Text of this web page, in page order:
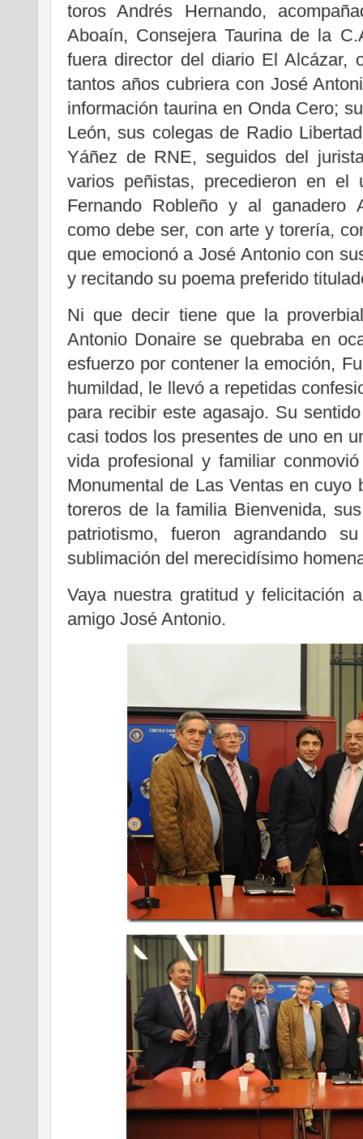
toros Andrés Hernando,
Aboaín, Consejera Taurina de la
fuera director del diario El Alcázar,
tantos años cubriera con José
información taurina en Onda Cero;
León, sus colegas de Radio
Yáñez de RNE, seguidos del
varios peñistas, precedieron en
Fernando Robleño y al ganadero
como debe ser, con arte y torería,
que emocionó a José Antonio con
y recitando su poema preferido
Ni que decir tiene que la
Antonio Donaire se quebraba en
esfuerzo por contener la emoción,
humildad, le llevó a repetidas
para recibir este agasajo. Su
casi todos los presentes de uno en
vida profesional y familiar
Monumental de Las Ventas en cuyo
toreros de la familia Bienvenida,
patriotismo, fueron agrandando
sublimación del merecidísimo
Vaya nuestra gratitud y felicitación
amigo José Antonio.